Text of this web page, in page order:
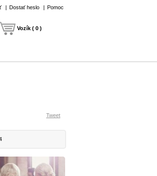
| Dostať heslo | Pomoc
Vozík ( 0 )
Tweet